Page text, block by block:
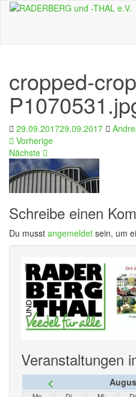
Skip
content
cropped-
29.09.201729.09.2017
Vorherige
Nächste
Schreibe einen
Du musst angemeldet sein, um
Veranstaltungen
<